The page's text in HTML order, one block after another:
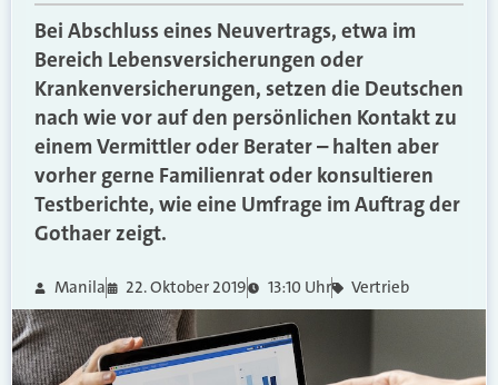
Bei Abschluss eines Neuvertrags, etwa im
Bereich Lebensversicherungen oder
Krankenversicherungen, setzen die Deutschen
nach wie vor auf den persönlichen Kontakt zu
einem Vermittler oder Berater – halten aber
vorher gerne Familienrat oder konsultieren
Testberichte, wie eine Umfrage im Auftrag der
Gothaer zeigt.
Manila 22. Oktober 2019 13:10 Uhr Vertrieb